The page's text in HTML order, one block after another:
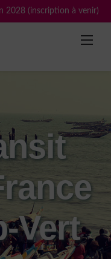
2028 (inscription à venir)
Vert